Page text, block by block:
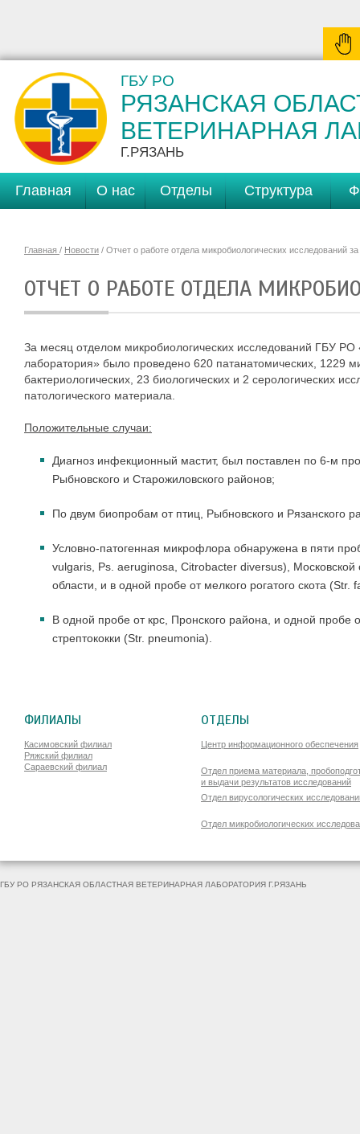
ГБУ РО
РЯЗАНСКАЯ
ВЕТЕРИНАРНАЯ
Г.РЯЗАНЬ
Главная О нас Отделы Структура
Главная / Новости / Отчет о работе отдела микробиологических исследований
ОТЧЕТ О РАБОТЕ ОТДЕЛА
За месяц отделом микробиологических исследований ГБУ РО
лаборатория» было проведено 620 патанатомических, 1229
бактериологических, 23 биологических и 2 серологических
патологического материала.
Положительные случаи:
Диагноз инфекционный мастит, был поставлен по 6-м
Рыбновского и Старожиловского районов;
По двум биопробам от птиц, Рыбновского и Рязанского
Условно-патогенная микрофлора обнаружена в пяти
vulgaris, Ps. aeruginosa, Citrobacter diversus), Московской
области, и в одной пробе от мелкого рогатого скота (Str.
В одной пробе от крс, Пронского района, и одной пробе
стрептококки (Str. pneumonia).
ФИЛИАЛЫ
Касимовский филиал
Ряжский филиал
Сараевский филиал
ОТДЕЛЫ
Центр информационного обеспечения
Отдел приема материала,
и выдачи результатов исследований
Отдел вирусологических
Отдел микробиологических
ГБУ РО РЯЗАНСКАЯ ОБЛАСТНАЯ ВЕТЕРИНАРНАЯ ЛАБОРАТОРИЯ Г.РЯЗАНЬ